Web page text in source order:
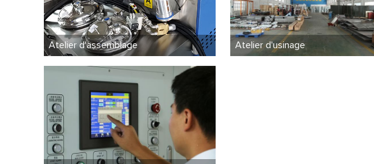
Atelier d'assemblage Atelier d'usinage